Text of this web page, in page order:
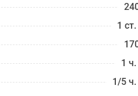
1
1
1/5 ч.